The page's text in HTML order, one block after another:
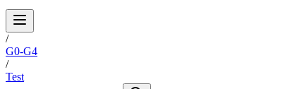
/
G0-G4
/
Test